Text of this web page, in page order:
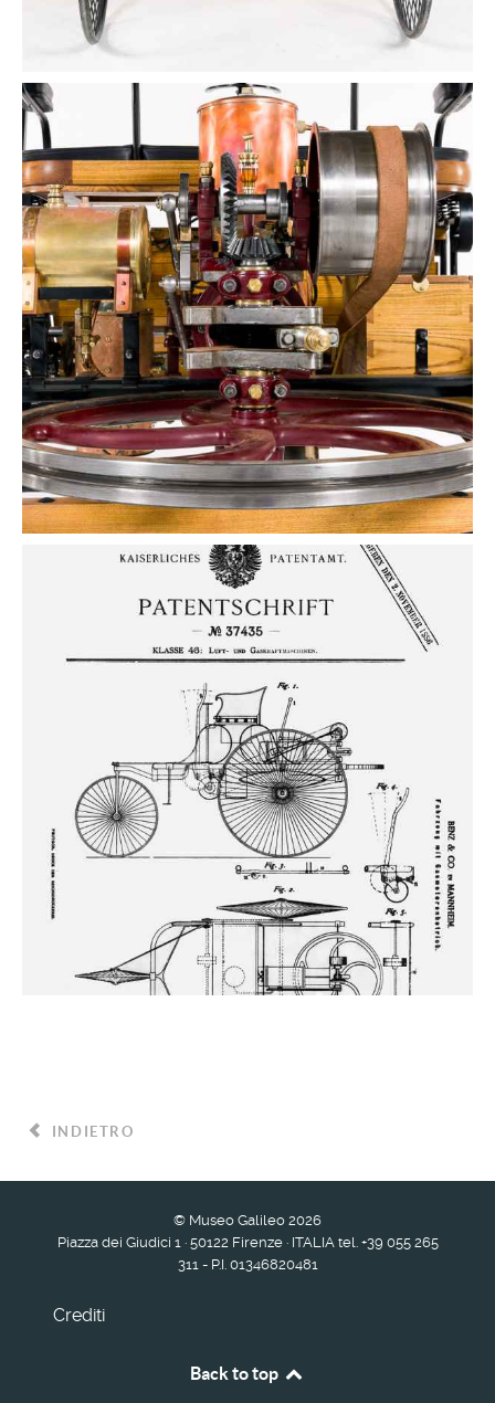
INDIETRO
© Museo Galileo 2026
Piazza dei Giudici 1 · 50122 Firenze · ITALIA tel. +39 055 265
311 - P.I. 01346820481
Crediti
Back to top